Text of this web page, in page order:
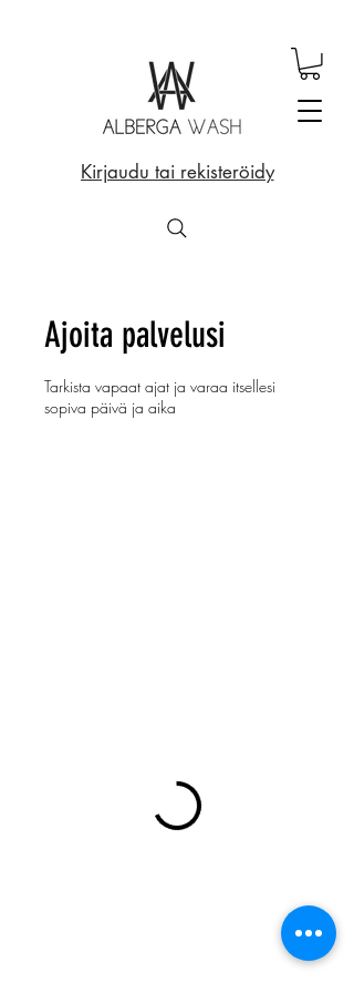
Kirjaudu tai rekisteröidy
Ajoita palvelusi
Tarkista vapaat ajat ja varaa itsellesi
sopiva päivä ja aika